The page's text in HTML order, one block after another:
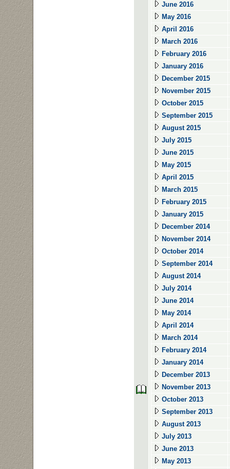
June 2016
May 2016
April 2016
March 2016
February 2016
January 2016
December 2015
November 2015
October 2015
September 2015
August 2015
July 2015
June 2015
May 2015
April 2015
March 2015
February 2015
January 2015
December 2014
November 2014
October 2014
September 2014
August 2014
July 2014
June 2014
May 2014
April 2014
March 2014
February 2014
January 2014
December 2013
November 2013
October 2013
September 2013
August 2013
July 2013
June 2013
May 2013